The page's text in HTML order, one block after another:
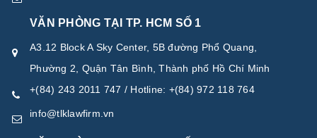
VĂN PHÒNG TẠI TP. HCM SỐ 1
A3.12 Block A Sky Center, 5B đường Phổ Quang,
Phường 2, Quận Tân Bình, Thành phố Hồ Chí Minh
+(84) 243 2011 747 / Hotline: +(84) 972 118 764
info@tlklawfirm.vn